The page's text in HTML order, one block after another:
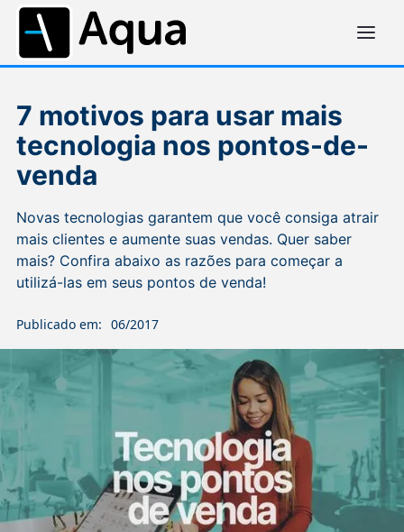
7 motivos para usar mais
tecnologia nos pontos-de-
venda
Novas tecnologias garantem que você consiga atrair
mais clientes e aumente suas vendas. Quer saber
mais? Confira abaixo as razões para começar a
utilizá-las em seus pontos de venda!
Publicado em: 06/2017